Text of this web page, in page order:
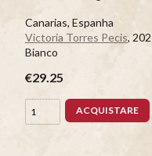
Canarias, Espanha
Victoria Torres Pecis,
Bianco
€29.25
ACQUISTARE